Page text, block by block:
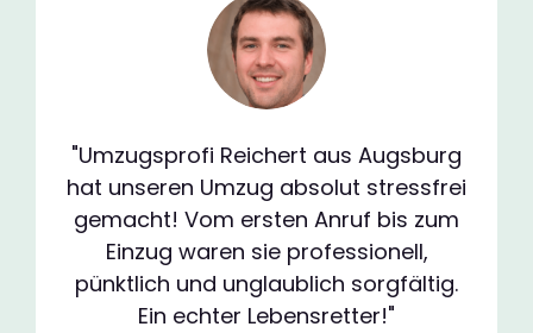
"Umzugsprofi Reichert aus Augsburg
hat unseren Umzug absolut stressfrei
gemacht! Vom ersten Anruf bis zum
Einzug waren sie professionell,
pünktlich und unglaublich sorgfältig.
Ein echter Lebensretter!"